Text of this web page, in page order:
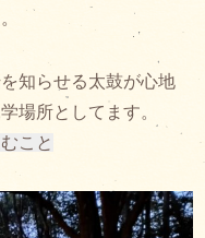
知らせる太鼓が心地
場所としてます。
こと